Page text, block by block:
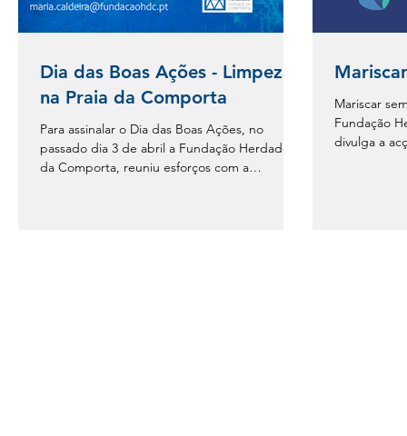
Dia das Boas Ações - Limpeza
na Praia da Comporta
Para assinalar o Dia das Boas Ações, no
passado dia 3 de abril a Fundação Herdade
da Comporta, reuniu esforços com a
Mariscar
Fundação
divulga a